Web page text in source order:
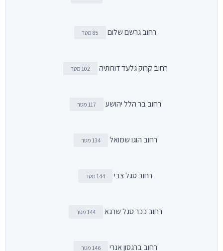
רחוב גרשם שלום 85 מטר
רחוב קרוק גלעד דורותיה 102 מטר
רחוב בר הלל יהושע 117 מטר
רחוב הוגו שמואל 134 מטר
רחוב סגל צבי 144 מטר
רחוב ככר סגל שרגא 144 מטר
רחוב ברגסון אנרי 146 מטר